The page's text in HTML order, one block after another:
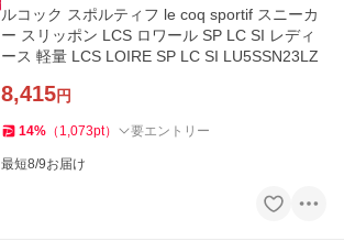
ルコック スポルティフ le coq sportif スニーカ
ー スリッポン LCS ロワール SP LC SI レディ
ース 軽量 LCS LOIRE SP LC SI LU5SSN23LZ
8,415円
14% （ 1,073pt） 要エントリー
最短8/9お届け